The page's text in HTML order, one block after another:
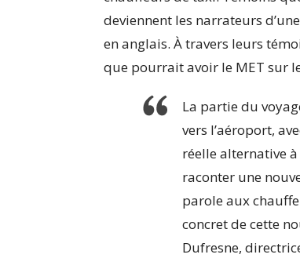
deviennent les narrateurs
en anglais. À travers leurs
que pourrait avoir le MET sur
La partie du
vers l’aéroport,
réelle alternative
raconter une
parole aux
concret de cette
Dufresne,